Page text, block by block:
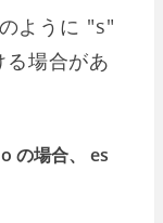
ように "s"
場合があ
の場合、 es